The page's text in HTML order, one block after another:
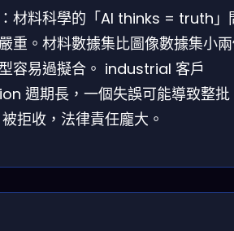
材料科學的「AI thinks = truth」
重。材料數據集比圖像數據集小
容易過擬合。 industrial 客戶
週期長，一個失誤可能導致整批
拒收，法律責任龐大。